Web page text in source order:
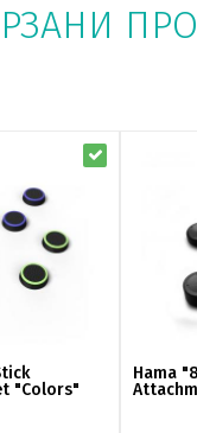
"Colors"
Hama